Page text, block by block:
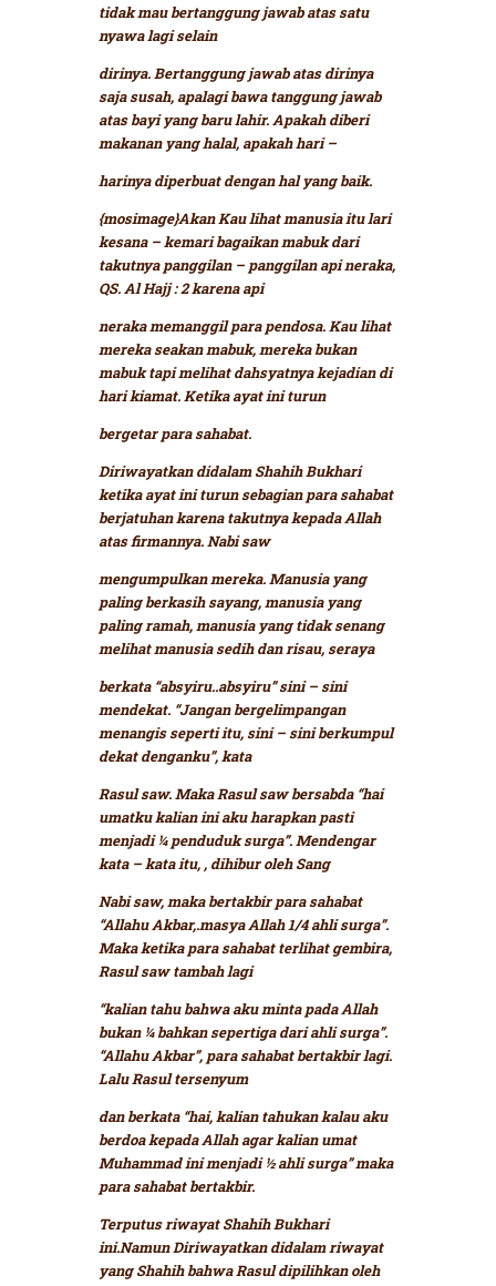
tidak mau bertanggung jawab atas satu
nyawa lagi selain
dirinya. Bertanggung jawab atas dirinya
saja susah, apalagi bawa tanggung jawab
atas bayi yang baru lahir. Apakah diberi
makanan yang halal, apakah hari –
harinya diperbuat dengan hal yang baik.
{mosimage}Akan Kau lihat manusia itu lari
kesana – kemari bagaikan mabuk dari
takutnya panggilan – panggilan api neraka,
QS. Al Hajj : 2karena api
neraka memanggil para pendosa. Kau lihat
mereka seakan mabuk, mereka bukan
mabuk tapi melihat dahsyatnya kejadian di
hari kiamat. Ketika ayat ini turun
bergetar para sahabat.
Diriwayatkan didalam Shahih Bukhari
ketika ayat ini turun sebagian para sahabat
berjatuhan karena takutnya kepada Allah
atas firmannya. Nabi saw
mengumpulkan mereka. Manusia yang
paling berkasih sayang, manusia yang
paling ramah, manusia yang tidak senang
melihat manusia sedih dan risau, seraya
berkata “absyiru..absyiru”sini – sini
mendekat. “Jangan bergelimpangan
menangis seperti itu, sini – sini berkumpul
dekat denganku”,kata
Rasul saw. Maka Rasul saw bersabda “hai
umatku kalian ini aku harapkan pasti
menjadi ¼ penduduk surga”.Mendengar
kata – kata itu, , dihibur oleh Sang
Nabi saw, maka bertakbir para sahabat
“Allahu Akbar,.masya Allah 1/4 ahli surga”.
Maka ketika para sahabat terlihat gembira,
Rasul saw tambah lagi
“kalian tahu bahwa aku minta pada Allah
bukan ¼ bahkan sepertiga dari ahli surga”.
“Allahu Akbar”, para sahabat bertakbir lagi.
Lalu Rasul tersenyum
dan berkata “hai, kalian tahukan kalau aku
berdoa kepada Allah agar kalian umat
Muhammad ini menjadi ½ ahli surga”maka
para sahabat bertakbir.
Terputus riwayat Shahih Bukhari
ini.Namun Diriwayatkan didalam riwayat
yang Shahih bahwa Rasul dipilihkan oleh